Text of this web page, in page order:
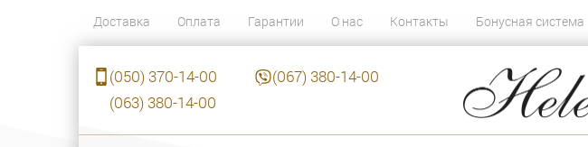
Доставка Оплата Гарантии О нас Контакты Бонусная система
(050) 370-14-00
(067) 380-14-00
(063) 380-14-00